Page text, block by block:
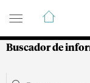
Guía de
Buscador de